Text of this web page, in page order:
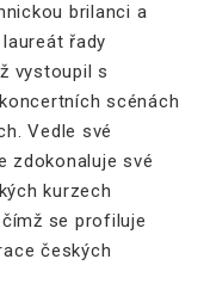
brilanci a
řady
vystoupil s
scénách
Vedle své
zdokonaluje své
kurzech
se profiluje
českých